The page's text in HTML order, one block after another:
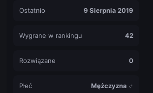
Ostatnio 9 Sierpnia 2019
Wygrane w rankingu 42
Rozwiązane 0
Płeć Mężczyzna ♂